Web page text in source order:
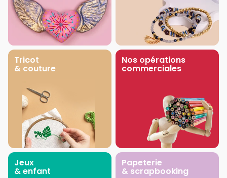
Tricot
& couture
Nos opérations
commerciales
Jeux
& enfant
Papeterie
& scrapbooking